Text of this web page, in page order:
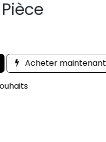
Pièce
Acheter maintenant